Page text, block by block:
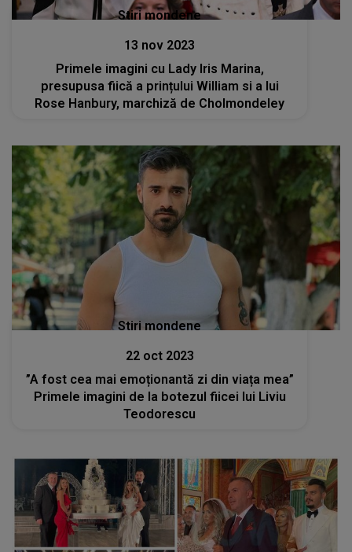
Stiri mondene
13 nov 2023
Primele imagini cu Lady Iris Marina,
presupusa fiică a prințului William si a lui
Rose Hanbury, marchiză de Cholmondeley
Stiri mondene
22 oct 2023
”A fost cea mai emoționantă zi din viața mea”
Primele imagini de la botezul fiicei lui Liviu
Teodorescu